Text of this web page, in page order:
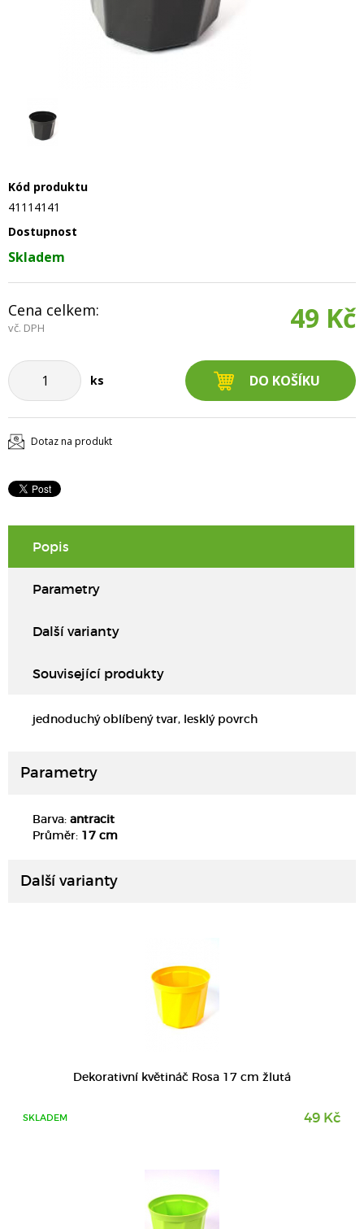
Kód produktu
41114141
Dostupnost
Skladem
Cena celkem:
vč. DPH 49 Kč
ks
Dotaz na produkt
Popis
Parametry
Další varianty
Související produkty
jednoduchý oblíbený tvar, lesklý povrch
Parametry
Barva: antracit
Průměr: 17 cm
Další varianty
Dekorativní květináč Rosa 17 cm žlutá
SKLADEM 49 Kč